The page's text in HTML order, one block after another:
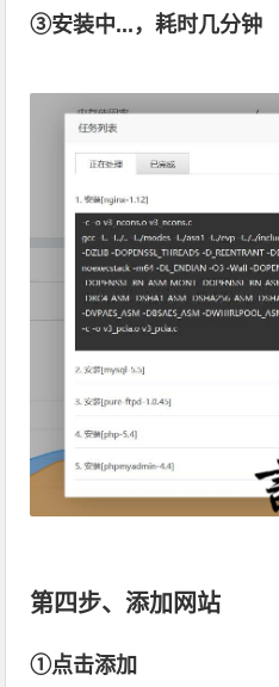
③安装中...，耗时几分钟
第四步、添加网站
①点击添加